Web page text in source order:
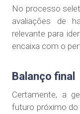
No processo
avaliações de
relevante para
encaixa com o
Balanço final
Certamente, a
futuro próximo